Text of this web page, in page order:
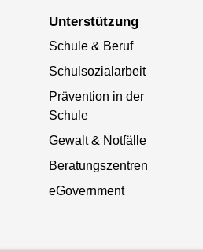
Unterstützung
Schule & Beruf
Schulsozialarbeit
Prävention in der
Schule
Gewalt & Notfälle
Beratungszentren
eGovernment